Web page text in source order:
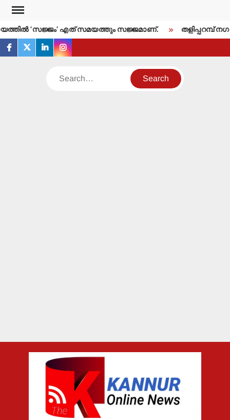
Skip
content ‘സജ്ജം’ എത് സമയത്തും സജ്ജമാണ്. തളിപ്പറമ്പ്
facebook
twitterlinkedininstagram
Search